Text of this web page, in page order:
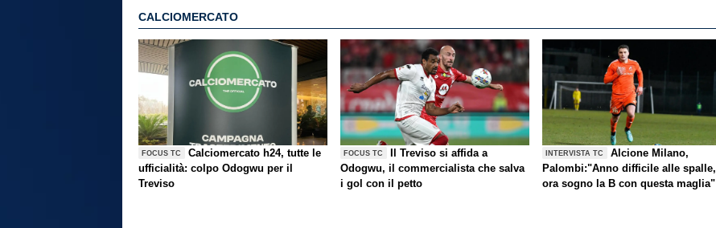
CALCIOMERCATO
FOCUS TC
Calciomercato h24, tutte le
ufficialità: colpo Odogwu per il
Treviso
FOCUS TC
Il Treviso si affida a
Odogwu, il commercialista che salva
i gol con il petto
INTERVISTA TC
Alcione Milano,
Palombi:"Anno difficile alle spalle,
ora sogno la B con questa maglia"